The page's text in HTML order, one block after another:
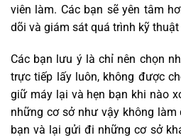
viên làm. Các bạn sẽ yên tâm
dõi và giám sát quá trình kỹ thuật
Các bạn lưu ý là chỉ nên chọn
trực tiếp lấy luôn, không được
giữ máy lại và hẹn bạn khi nào
những cơ sở như vậy không
bạn và lại gửi đi những cơ sở